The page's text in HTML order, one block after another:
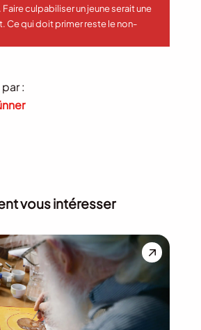
culpabiliser un jeune serait une
Ce qui doit primer reste le non-
:
vous intéresser